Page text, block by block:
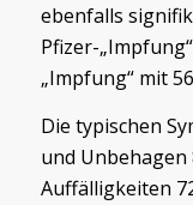
ebenfalls
Pfizer-
„Impfung“ mit
Die typischen
und Unbehagen
Auffälligkeiten